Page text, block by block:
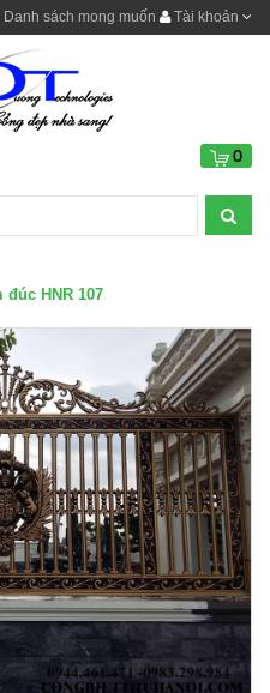
Danh sách mong muốn Tài khoản
0
đúc HNR 107